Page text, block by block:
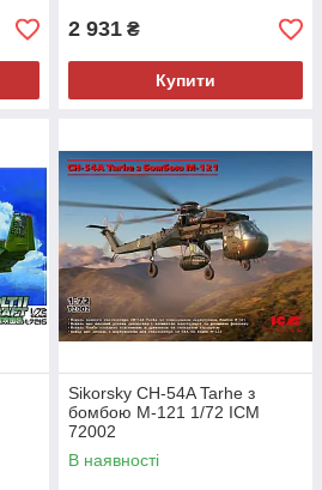
2 931 ₴
Купити
Sikorsky CH-54A Tarhe з
бомбою M-121 1/72 ICM
72002
В наявності